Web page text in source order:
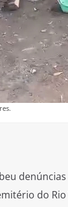
do Rio